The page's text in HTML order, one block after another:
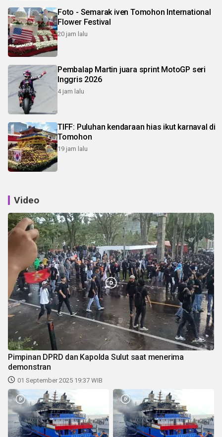
Foto - Semarak iven Tomohon International
Flower Festival
20 jam lalu
Pembalap Martin juara sprint MotoGP seri
Inggris 2026
4 jam lalu
TIFF: Puluhan kendaraan hias ikut karnaval di
Tomohon
19 jam lalu
Video
Pimpinan DPRD dan Kapolda Sulut saat menerima
demonstran
01 September 2025 19:37 WIB